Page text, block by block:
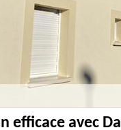
efficace avec